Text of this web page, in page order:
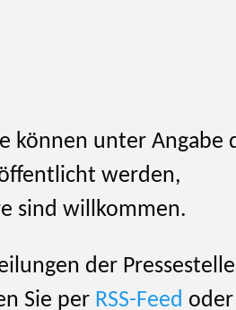
können unter Angabe
werden,
sind willkommen.
der
Sie per RSS-Feed oder